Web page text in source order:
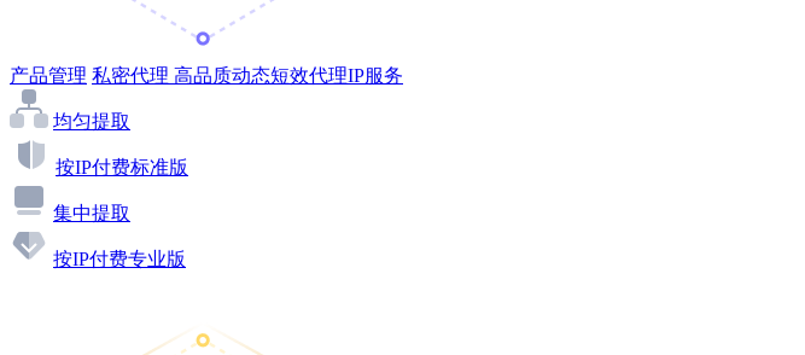
产品管理 私密代理 高品质动态短效代理IP服务
均匀提取
按IP付费标准版
集中提取
按IP付费专业版